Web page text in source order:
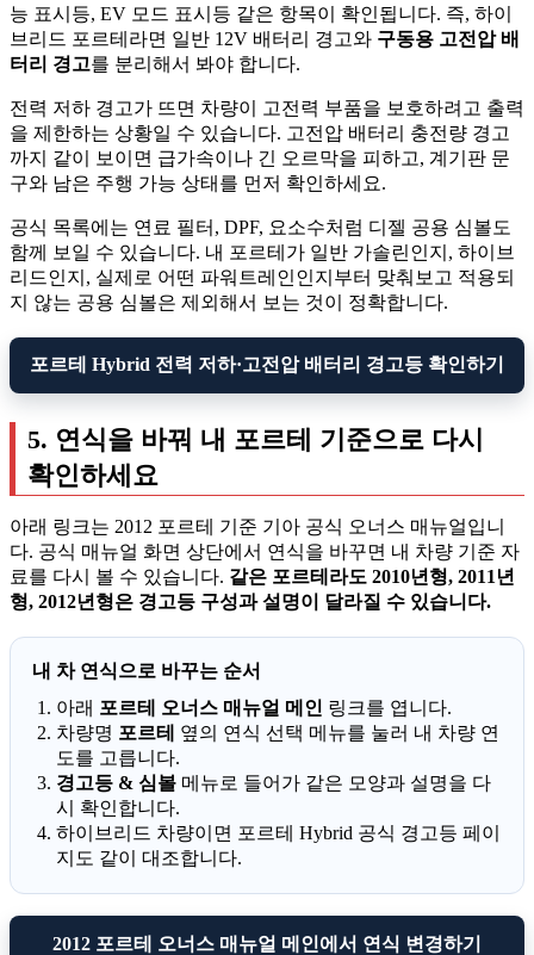
능 표시등, EV 모드 표시등 같은 항목이 확인됩니다. 즉, 하이
브리드 포르테라면 일반 12V 배터리 경고와 구동용 고전압 배
터리 경고를 분리해서 봐야 합니다.
전력 저하 경고가 뜨면 차량이 고전력 부품을 보호하려고 출력
을 제한하는 상황일 수 있습니다. 고전압 배터리 충전량 경고
까지 같이 보이면 급가속이나 긴 오르막을 피하고, 계기판 문
구와 남은 주행 가능 상태를 먼저 확인하세요.
공식 목록에는 연료 필터, DPF, 요소수처럼 디젤 공용 심볼도
함께 보일 수 있습니다. 내 포르테가 일반 가솔린인지, 하이브
리드인지, 실제로 어떤 파워트레인인지부터 맞춰보고 적용되
지 않는 공용 심볼은 제외해서 보는 것이 정확합니다.
포르테 Hybrid 전력 저하·고전압 배터리 경고등 확인하기
5. 연식을 바꿔 내 포르테 기준으로 다시
확인하세요
아래 링크는 2012 포르테 기준 기아 공식 오너스 매뉴얼입니
다. 공식 매뉴얼 화면 상단에서 연식을 바꾸면 내 차량 기준 자
료를 다시 볼 수 있습니다. 같은 포르테라도 2010년형, 2011년
형, 2012년형은 경고등 구성과 설명이 달라질 수 있습니다.
내 차 연식으로 바꾸는 순서
아래 포르테 오너스 매뉴얼 메인 링크를 엽니다.
차량명 포르테
옆의 연식 선택 메뉴를 눌러 내 차량 연
도를 고릅니다.
경고등 & 심볼 메뉴로 들어가 같은 모양과 설명을 다
시 확인합니다.
하이브리드 차량이면 포르테 Hybrid 공식 경고등 페이
지도 같이 대조합니다.
2012 포르테 오너스 매뉴얼 메인에서 연식 변경하기